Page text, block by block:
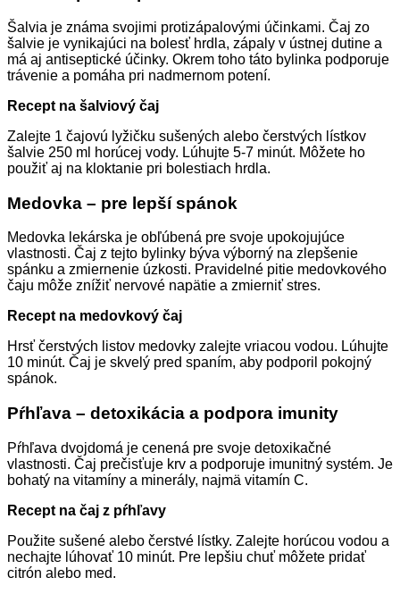
Šalvia je známa svojimi protizápalovými účinkami. Čaj zo
šalvie je vynikajúci na bolesť hrdla, zápaly v ústnej dutine a
má aj antiseptické účinky. Okrem toho táto bylinka podporuje
trávenie a pomáha pri nadmernom potení.
Recept na šalviový čaj
Zalejte 1 čajovú lyžičku sušených alebo čerstvých lístkov
šalvie 250 ml horúcej vody. Lúhujte 5-7 minút. Môžete ho
použiť aj na kloktanie pri bolestiach hrdla.
Medovka – pre lepší spánok
Medovka lekárska je obľúbená pre svoje upokojujúce
vlastnosti. Čaj z tejto bylinky býva výborný na zlepšenie
spánku a zmiernenie úzkosti. Pravidelné pitie medovkového
čaju môže znížiť nervové napätie a zmierniť stres.
Recept na medovkový čaj
Hrsť čerstvých listov medovky zalejte vriacou vodou. Lúhujte
10 minút. Čaj je skvelý pred spaním, aby podporil pokojný
spánok.
Pŕhľava – detoxikácia a podpora imunity
Pŕhľava dvojdomá je cenená pre svoje detoxikačné
vlastnosti. Čaj prečisťuje krv a podporuje imunitný systém. Je
bohatý na vitamíny a minerály, najmä vitamín C.
Recept na čaj z pŕhľavy
Použite sušené alebo čerstvé lístky. Zalejte horúcou vodou a
nechajte lúhovať 10 minút. Pre lepšiu chuť môžete pridať
citrón alebo med.